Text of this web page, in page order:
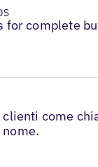
for complete
clienti come